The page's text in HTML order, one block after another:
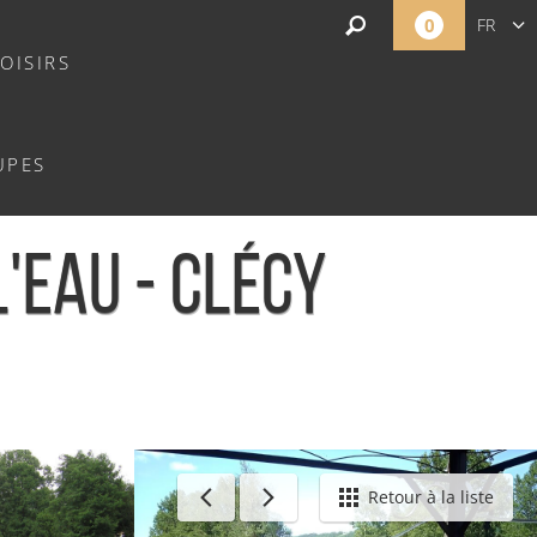
0 FR
- CLÉCY
Retour à la liste